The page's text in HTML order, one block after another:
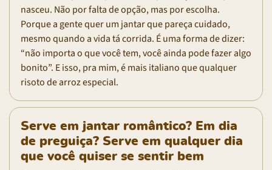
nasceu. Não por falta de opção, mas por escolha.
Porque a gente quer um jantar que pareça cuidado,
mesmo quando a vida tá corrida. É uma forma de dizer:
“não importa o que você tem, você ainda pode fazer algo
bonito”. E isso, pra mim, é mais italiano que qualquer
risoto de arroz especial.
Serve em jantar romântico? Em dia
de preguiça? Serve em qualquer dia
que você quiser se sentir bem